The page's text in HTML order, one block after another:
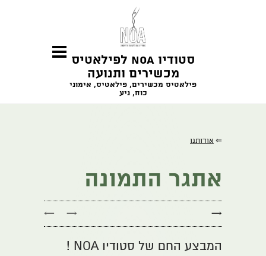
סטודיו NOA לפילאטיס
מכשירים ותנועה
פילאטיס מכשירים, פילאטיס, אימוני
כוח, ניע
⇐ אודותנו
אתגר התמונה
→
→
←
המבצע החם של סטודיו NOA !